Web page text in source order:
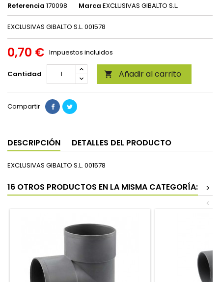
Referencia 170098 Marca EXCLUSIVAS GIBALTO S.L.
EXCLUSIVAS GIBALTO S.L. 001578
0,70 € Impuestos incluidos
Cantidad  Añadir al carrito
Compartir
DESCRIPCIÓN DETALLES DEL PRODUCTO
EXCLUSIVAS GIBALTO S.L. 001578
16 OTROS PRODUCTOS EN LA MISMA CATEGORÍA:
>
<